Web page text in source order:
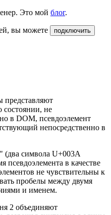
Это мой блог.
вы можете подключить
представляют
не
в DOM, псевдоэлемент
непосредственно в
(два символа U+003A
псевдоэлемента в качестве
не чувствительны к
пробелы между двумя
и именем.
2 объединяют